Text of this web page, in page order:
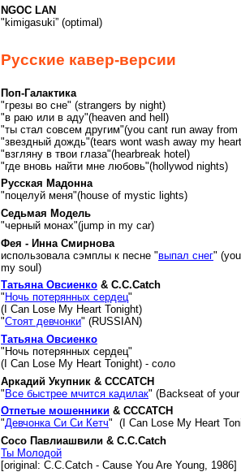
NGOC LAN
"kimigasuki” (optimal)
Русские кавер-версии
Поп-Галактика
"грезы во сне" (strangers by night)
"в раю или в аду"(heaven and hell)
"ты стал совсем другим"(you cant run away from
"звездный дождь"(tears wont wash away my
"взгляну в твои глаза"(hearbreak hotel)
"где вновь найти мне любовь"(hollywod nights)
Русская Мадонна
"поцелуй меня"(house of mystic lights)
Седьмая Модель
"черный монах"(jump in my car)
Фея - Инна Смирнова
использовала сэмплы к песне "выпал снег"
my soul)
Татьяна Овсиенко & C.C.Catch
" Ночь потерянных сердец"
(I Can Lose My Heart Tonight)
"Стоят девчонки" (RUSSIAN)
Татьяна Овсиенко
"Ночь потерянных сердец"
(I Can Lose My Heart Tonight) - соло
Аркадий Укупник & CCCATCH
"Все быстрее мчится кадилак" (Backseat of
Отпетые мошенники & CCCATCH
"Девчонка Си Си Кетч" (I Can Lose My Heart
Сосо Павлиашвили & C.C.Catch
Ты Молодой
[original: C.C.Catch - Cause You Are Young, 1986]